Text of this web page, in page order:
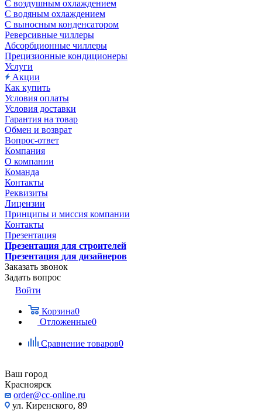
С воздушным охлаждением
С водяным охлаждением
С выносным конденсатором
Реверсивные чиллеры
Абсорбционные чиллеры
Прецизионные кондиционеры
Услуги
Акции
Как купить
Условия оплаты
Условия доставки
Гарантия на товар
Обмен и возврат
Вопрос-ответ
Компания
О компании
Команда
Контакты
Реквизиты
Лицензии
Принципы и миссия компании
Контакты
Презентация
Презентация для строителей
Презентация для дизайнеров
Заказать звонок
Задать вопрос
Войти
Корзина0
Отложенные0
Сравнение товаров0
Ваш город
Красноярск
order@cc-online.ru
ул. Киренского, 89